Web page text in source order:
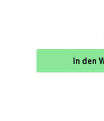
In den